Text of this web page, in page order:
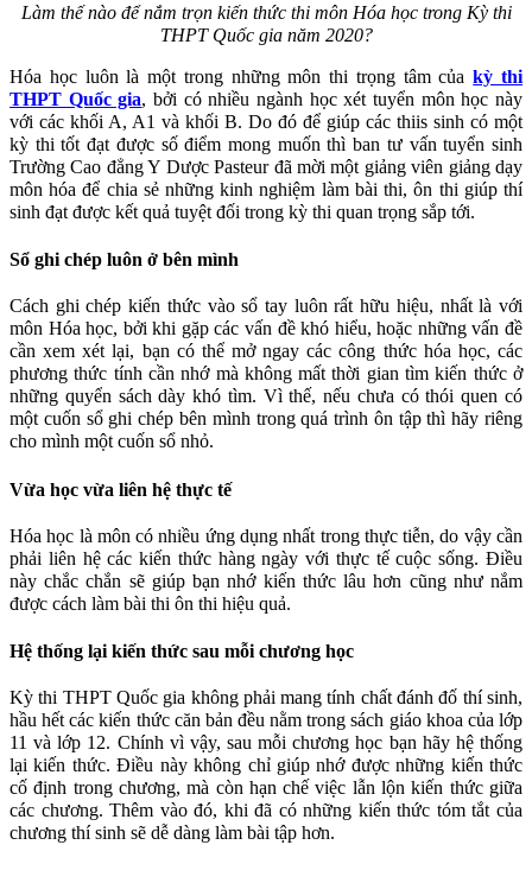
Làm thế nào để nắm trọn kiến thức thi môn Hóa học trong Kỳ thi
THPT Quốc gia năm 2020?
Hóa học luôn là một trong những môn thi trọng tâm củakỳ thi
THPT Quốc gia, bởi có nhiều ngành học xét tuyển môn học này
với các khối A, A1 và khối B. Do đó để giúp các thiis sinh có một
kỳ thi tốt đạt được số điểm mong muốn thì ban tư vấn tuyển sinh
Trường Cao đẳng Y Dược Pasteur đã mời một giảng viên giảng dạy
môn hóa để chia sẻ những kinh nghiệm làm bài thi, ôn thi giúp thí
sinh đạt được kết quả tuyệt đối trong kỳ thi quan trọng sắp tới.
Sổ ghi chép luôn ở bên mình
Cách ghi chép kiến thức vào sổ tay luôn rất hữu hiệu, nhất là với
môn Hóa học, bởi khi gặp các vấn đề khó hiểu, hoặc những vấn đề
cần xem xét lại, bạn có thể mở ngay các công thức hóa học, các
phương thức tính cần nhớ mà không mất thời gian tìm kiến thức ở
những quyển sách dày khó tìm. Vì thế, nếu chưa có thói quen có
một cuốn sổ ghi chép bên mình trong quá trình ôn tập thì hãy riêng
cho mình một cuốn sổ nhỏ.
Vừa học vừa liên hệ thực tế
Hóa học là môn có nhiều ứng dụng nhất trong thực tiễn, do vậy cần
phải liên hệ các kiến thức hàng ngày với thực tế cuộc sống. Điều
này chắc chắn sẽ giúp bạn nhớ kiến thức lâu hơn cũng như nắm
được cách làm bài thi ôn thi hiệu quả.
Hệ thống lại kiến thức sau mỗi chương học
Kỳ thi THPT Quốc gia không phải mang tính chất đánh đố thí sinh,
hầu hết các kiến thức căn bản đều nằm trong sách giáo khoa của lớp
11 và lớp 12. Chính vì vậy, sau mỗi chương học bạn hãy hệ thống
lại kiến thức. Điều này không chỉ giúp nhớ được những kiến thức
cố định trong chương, mà còn hạn chế việc lẫn lộn kiến thức giữa
các chương. Thêm vào đó, khi đã có những kiến thức tóm tắt của
chương thí sinh sẽ dễ dàng làm bài tập hơn.